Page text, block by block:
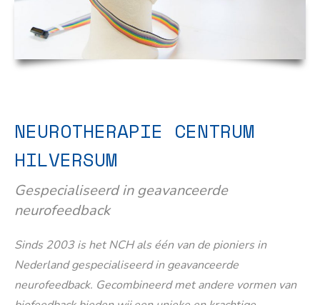
NEUROTHERAPIE CENTRUM
HILVERSUM
Gespecialiseerd in geavanceerde
neurofeedback
Sinds 2003 is het NCH als één van de pioniers in
Nederland gespecialiseerd in geavanceerde
neurofeedback. Gecombineerd met andere vormen van